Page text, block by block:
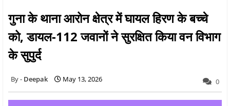
गुना के थाना आरोन क्षेत्र में घायल हिरण के बच्चे
को, डायल-112 जवानों ने सुरक्षित किया वन विभाग
के सुपुर्द
Deepak May 13, 2026 0